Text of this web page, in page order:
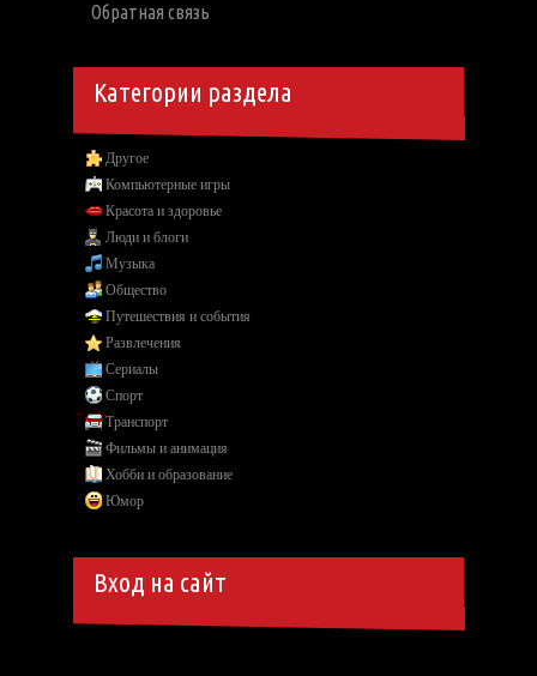
Обратная связь
Категории раздела
Другое
Компьютерные игры
Красота и здоровье
Люди и блоги
Музыка
Общество
Путешествия и события
Развлечения
Сериалы
Спорт
Транспорт
Фильмы и анимация
Хобби и образование
Юмор
Вход на сайт